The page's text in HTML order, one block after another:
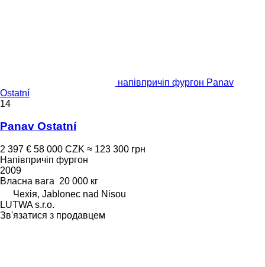
напівпричіп фургон Panav
Ostatní
14
Panav Ostatní
2 397 € 58 000 CZK ≈ 123 300 грн
Напівпричіп фургон
2009
Власна вага 20 000 кг
Чехія, Jablonec nad Nisou
LUTWA s.r.o.
Зв'язатися з продавцем